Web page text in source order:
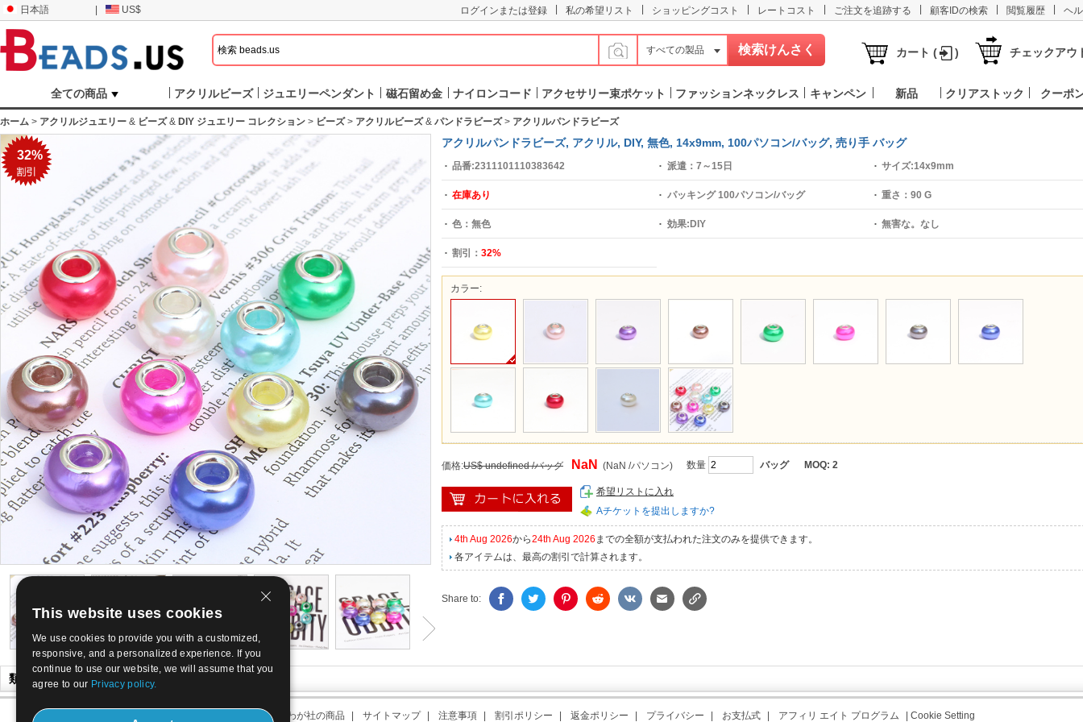
日本語 US$ ログインまたは登録 私の希望リスト ショッピングコスト レートコスト ご注文を追跡する 顧客IDの検索 閲覧履歴 ヘ
すべての製品 カート ( ) チェックアウ
全ての商品 アクリルビーズ ジュエリーペンダント 磁石留め金 ナイロンコード アクセサリー束ポケット ファッションネックレス キャンペン 新品 クリアストック クーポ
ホーム > アクリルジュエリー & ビーズ& DIY ジュエリー コレクション > ビーズ> アクリルビーズ& パンドラビーズ> アクリルパンドラビーズ
32%
アクリルパンドラビーズ, アクリル, DIY, 無色, 14x9mm, 100パソコン/バッグ, 売り手 バッグ
品番:2311101110383642 派遣： 7～15日 サイズ:14x9mm
在庫あり パッキング 100パソコン/バッグ 重さ：90 G
色： 無色 効果: DIY 無害な。なし
割引： 32%
カラー:
価格:US$ undefined /バッグ NaN (NaN /パソコン) 数量 バッグ MOQ: 2
希望リストに入れ
Aチケットを提出しますか?
4th Aug 2026から24th Aug 2026 までの全額が支払われた注文のみを提供できます。
各アイテムは、最高の割引で計算されます。
Share to:
類似商品
わが社の住所 わが社の商品 サイトマップ 注意事項 割引ポリシー 返金ポリシー プライバシー お支払式 アフィリ エイト プログラム Cookie Setting
This website uses cookies
We use cookies to provide you with a customized,
responsive, and a personalized experience. If you
continue to use our website, we will assume that you
agree to our Privacy policy.